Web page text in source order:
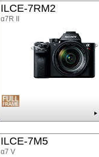
ILCE-7RM2
α7R II
ILCE-7M5
α7 V